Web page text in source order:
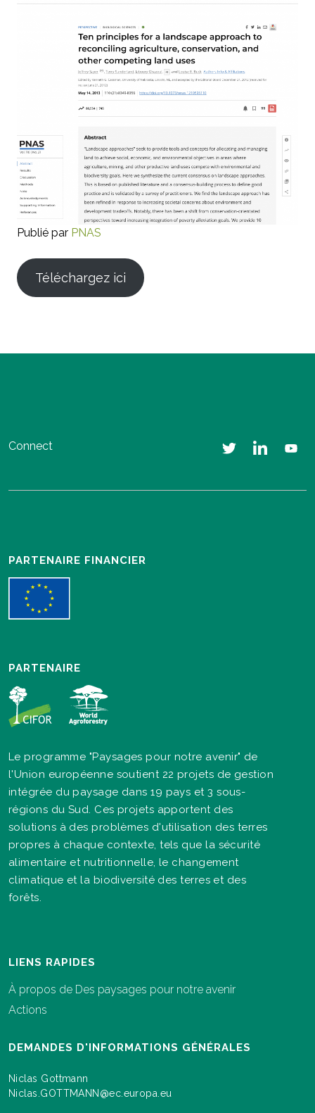
Publié par PNAS
Téléchargez ici
Connect
PARTENAIRE FINANCIER
PARTENAIRE
Le programme "Paysages pour notre avenir" de
l'Union européenne soutient 22 projets de gestion
intégrée du paysage dans 19 pays et 3 sous-
régions du Sud. Ces projets apportent des
solutions à des problèmes d'utilisation des terres
propres à chaque contexte, tels que la sécurité
alimentaire et nutritionnelle, le changement
climatique et la biodiversité des terres et des
forêts.
LIENS RAPIDES
À propos de Des paysages pour notre avenir
Actions
DEMANDES D'INFORMATIONS GÉNÉRALES
Niclas Gottmann
Niclas.GOTTMANN@ec.europa.eu